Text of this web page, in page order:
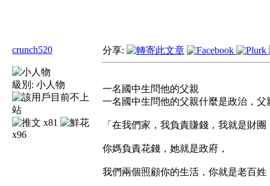
crunch520
級別: 小人物
x81
x96
分享:
一名國中生問他的父親
一名國中生問他的父親什麼是政治，
「在我們家，我負責賺錢，我就是財團
你媽負責花錢，她就是政府，
我們兩個照顧你的生活，你就是老百姓